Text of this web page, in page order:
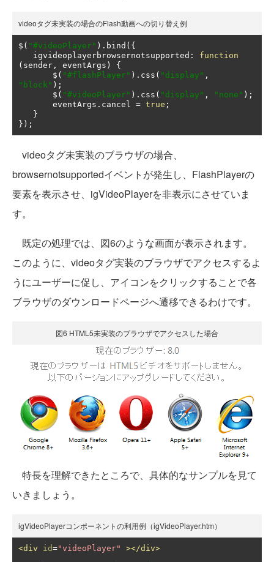
videoタグ未実装の場合のFlash動画への切り替え例
$ ( "#videoPlayer" ). bind ({
   igvideoplayerbrowsernotsupported
:
function
( sender , eventArgs )
{
       $
( "#flashPlayer" ). css ( "display" ,
"block" );
       $
( "#videoPlayer" ). css ( "display" , "none" );
       eventArgs
. cancel = true ;
}
});
videoタグ未実装のブラウザの場合、
browsernotsupportedイベントが発生し、FlashPlayerの
要素を表示させ、igVideoPlayerを非表示にさせていま
す。
既定の処理では、図6のような画面が表示されます。
このように、videoタグ実装のブラウザでアクセスするよ
うにユーザーに促し、アイコンをクリックすることで各
ブラウザのダウンロードページへ遷移できるわけです。
図6 HTML5未実装のブラウザでアクセスした場合
特長を理解できたところで、具体的なサンプルを見て
いきましょう。
igVideoPlayerコンポーネントの利用例（igVideoPlayer.htm）
<div id="videoPlayer" ></div>